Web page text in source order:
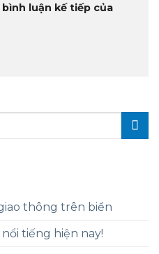
luận kế tiếp của
thông trên biển
tiếng hiện nay!